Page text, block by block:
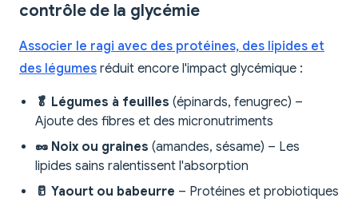
contrôle de la glycémie
Associer le ragi avec des protéines, des lipides et
des légumes réduit encore l'impact glycémique :
🥬 Légumes à feuilles (épinards, fenugrec) –
Ajoute des fibres et des micronutriments
🥜 Noix ou graines (amandes, sésame) – Les
lipides sains ralentissent l'absorption
🥛 Yaourt ou babeurre – Protéines et probiotiques